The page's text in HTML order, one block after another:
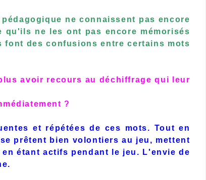
ne connaissent pas encore
ne les ont pas encore mémorisés
des confusions entre certains mots
avoir recours au déchiffrage qui leur
?
et répétées de ces mots. Tout en
prêtent bien volontiers au jeu, mettent
étant actifs pendant le jeu. L'envie de